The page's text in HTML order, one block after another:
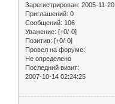
Зарегистрирован: 2005-11-20
Приглашений: 0
Сообщений: 106
Уважение: [+0/-0]
Позитив: [+0/-0]
Провел на форуме:
Не определено
Последний визит:
2007-10-14 02:24:25